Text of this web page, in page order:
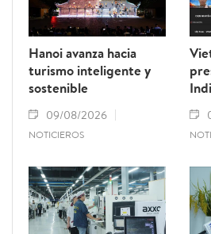
Hanoi avanza hacia
turismo inteligente y
sostenible
09/08/2026
NOTICIEROS